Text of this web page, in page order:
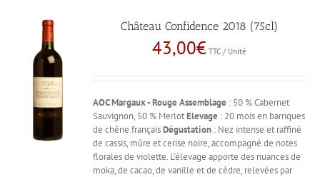
Château Confidence 2018 (75cl)
43,00€ TTC / Unité
AOC Margaux - Rouge Assemblage : 50 % Cabernet
Sauvignon, 50 % MerlotElevage : 20 mois en barriques
de chêne françaisDégustation : Nez intense et raffiné
de cassis, mûre et cerise noire, accompagné de notes
florales de violette. L’élevage apporte des nuances de
moka, de cacao, de vanille et de cèdre, relevées par